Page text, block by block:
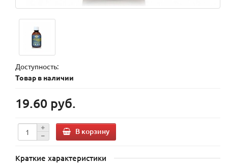
Доступность:
Товар в наличии
19.60 руб.
В корзину
Краткие характеристики